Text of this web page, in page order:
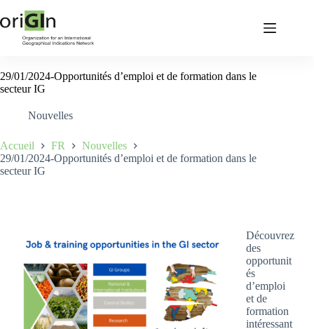
29/01/2024-Opportunités d’emploi et de formation dans le
secteur IG
Nouvelles
Accueil FR
Nouvelles
29/01/2024-Opportunités d’emploi et de formation dans le
secteur IG
Découvrez
des
opportunit
és
d’emploi
et de
formation
intéressant